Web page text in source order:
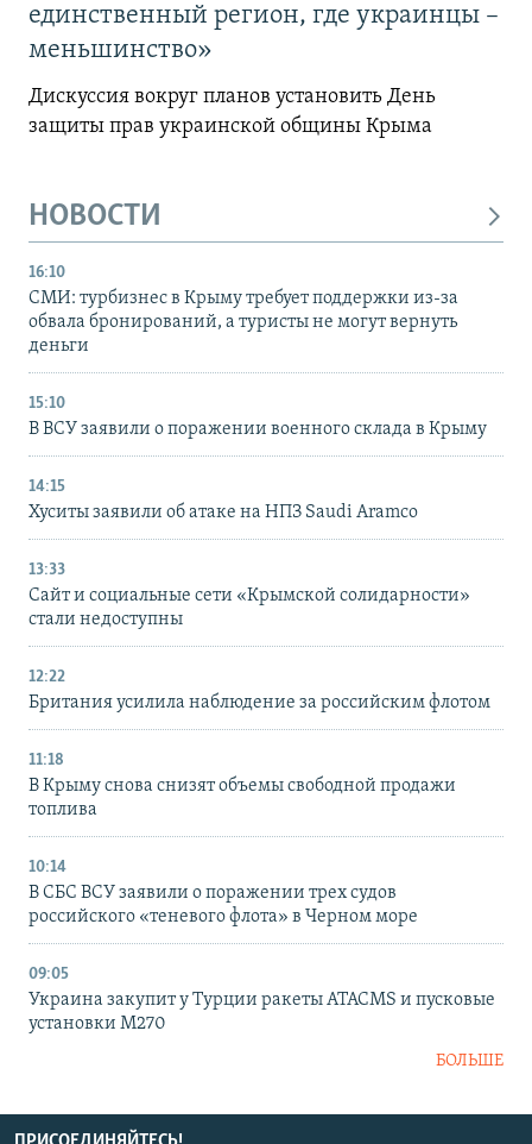
единственный регион, где украинцы –
меньшинство»
Дискуссия вокруг планов установить День
защиты прав украинской общины Крыма
НОВОСТИ
16:10
СМИ: турбизнес в Крыму требует поддержки из-за
обвала бронирований, а туристы не могут вернуть
деньги
15:10
В ВСУ заявили о поражении военного склада в Крыму
14:15
Хуситы заявили об атаке на НПЗ Saudi Aramco
13:33
Сайт и социальные сети «Крымской солидарности»
стали недоступны
12:22
Британия усилила наблюдение за российским флотом
11:18
В Крыму снова снизят объемы свободной продажи
топлива
10:14
В СБС ВСУ заявили о поражении трех судов
российского «теневого флота» в Черном море
09:05
Украина закупит у Турции ракеты ATACMS и пусковые
установки M270
БОЛЬШЕ